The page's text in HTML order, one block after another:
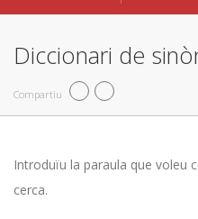
Diccionari de
Compartiu
Introduïu la paraula que voleu
cerca.